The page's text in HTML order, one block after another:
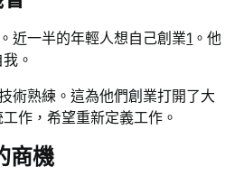
近一半的年輕人想自己創業1 。他
。
術熟練。這為他們創業打開了大
作，希望重新定義工作。
商機